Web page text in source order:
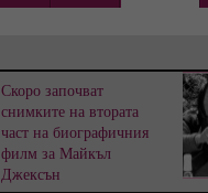
Скоро започват
снимките на втората
част на биографичния
филм за Майкъл
Джексън